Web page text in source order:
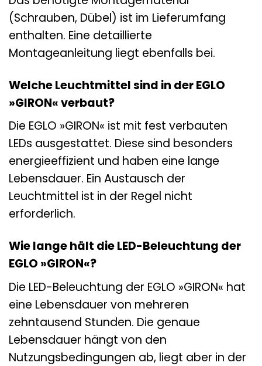
(Schrauben, Dübel) ist im Lieferumfang
enthalten. Eine detaillierte
Montageanleitung liegt ebenfalls bei.
Welche Leuchtmittel sind in der EGLO
»GIRON« verbaut?
Die EGLO »GIRON« ist mit fest verbauten
LEDs ausgestattet. Diese sind besonders
energieeffizient und haben eine lange
Lebensdauer. Ein Austausch der
Leuchtmittel ist in der Regel nicht
erforderlich.
Wie lange hält die LED-Beleuchtung der
EGLO »GIRON«?
Die LED-Beleuchtung der EGLO »GIRON« hat
eine Lebensdauer von mehreren
zehntausend Stunden. Die genaue
Lebensdauer hängt von den
Nutzungsbedingungen ab, liegt aber in der